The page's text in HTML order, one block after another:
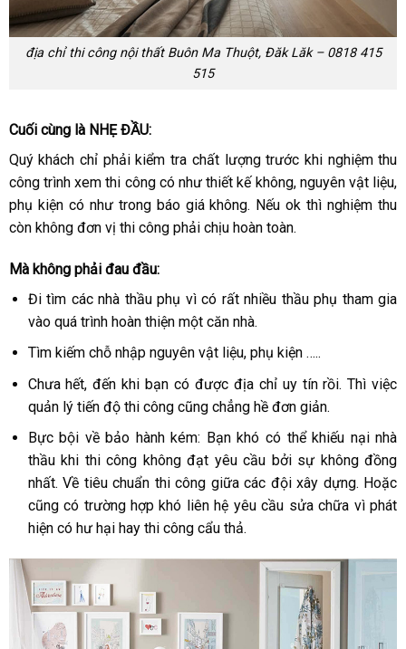
địa chỉ thi công nội thất Buôn Ma Thuột, Đăk Lăk – 0818 415
515
Cuối cùng là NHẸ ĐẦU:
Quý khách chỉ phải kiểm tra chất lượng trước khi nghiệm thu
công trình xem thi công có như thiết kế không, nguyên vật liệu,
phụ kiện có như trong báo giá không. Nếu ok thì nghiệm thu
còn không đơn vị thi công phải chịu hoàn toàn.
Mà không phải đau đầu:
Đi tìm các nhà thầu phụ vì có rất nhiều thầu phụ tham gia
vào quá trình hoàn thiện một căn nhà.
Tìm kiếm chỗ nhập nguyên vật liệu, phụ kiện …..
Chưa hết, đến khi bạn có được địa chỉ uy tín rồi. Thì việc
quản lý tiến độ thi công cũng chẳng hề đơn giản.
Bực bội về bảo hành kém: Bạn khó có thể khiếu nại nhà
thầu khi thi công không đạt yêu cầu bởi sự không đồng
nhất. Về tiêu chuẩn thi công giữa các đội xây dựng. Hoặc
cũng có trường hợp khó liên hệ yêu cầu sửa chữa vì phát
hiện có hư hại hay thi công cẩu thả.